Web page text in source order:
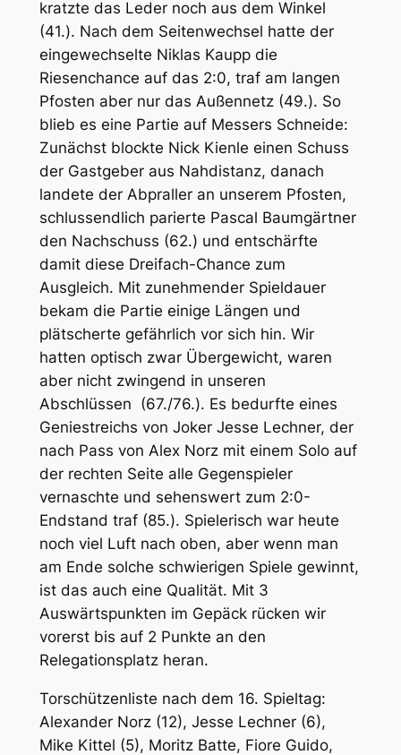
kratzte das Leder noch aus dem Winkel
(41.). Nach dem Seitenwechsel hatte der
eingewechselte Niklas Kaupp die
Riesenchance auf das 2:0, traf am langen
Pfosten aber nur das Außennetz (49.). So
blieb es eine Partie auf Messers Schneide:
Zunächst blockte Nick Kienle einen Schuss
der Gastgeber aus Nahdistanz, danach
landete der Abpraller an unserem Pfosten,
schlussendlich parierte Pascal Baumgärtner
den Nachschuss (62.) und entschärfte
damit diese Dreifach-Chance zum
Ausgleich. Mit zunehmender Spieldauer
bekam die Partie einige Längen und
plätscherte gefährlich vor sich hin. Wir
hatten optisch zwar Übergewicht, waren
aber nicht zwingend in unseren
Abschlüssen (67./76.). Es bedurfte eines
Geniestreichs von Joker Jesse Lechner, der
nach Pass von Alex Norz mit einem Solo auf
der rechten Seite alle Gegenspieler
vernaschte und sehenswert zum 2:0-
Endstand traf (85.). Spielerisch war heute
noch viel Luft nach oben, aber wenn man
am Ende solche schwierigen Spiele gewinnt,
ist das auch eine Qualität. Mit 3
Auswärtspunkten im Gepäck rücken wir
vorerst bis auf 2 Punkte an den
Relegationsplatz heran.
Torschützenliste nach dem 16. Spieltag:
Alexander Norz (12), Jesse Lechner (6),
Mike Kittel (5), Moritz Batte, Fiore Guido,